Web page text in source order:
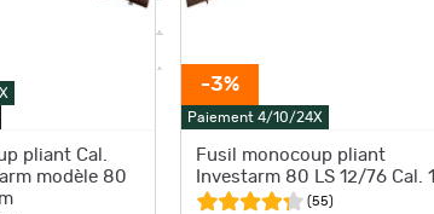
pliant Cal.
modèle 80
-3%
Paiement 4/10/24X
Fusil monocoup pliant
Investarm 80 LS 12/76 Cal.
(55)